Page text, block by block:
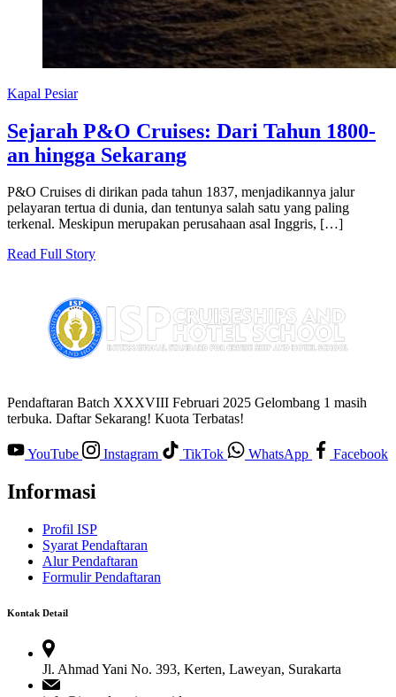
Kapal Pesiar
Sejarah P&O Cruises: Dari Tahun 1800-
an hingga Sekarang
P&O Cruises di dirikan pada tahun 1837, menjadikannya jalur
pelayaran tertua di dunia, dan tentunya salah satu yang paling
terkenal. Meskipun merupakan perusahaan asal Inggris, […]
Read Full Story
Pendaftaran Batch XXXVIII Februari 2025 Gelombang 1 masih
terbuka. Daftar Sekarang! Kuota Terbatas!
YouTube Instagram TikTok WhatsApp Facebook
Informasi
Profil ISP
Syarat Pendaftaran
Alur Pendaftaran
Formulir Pendaftaran
Kontak Detail
Jl. Ahmad Yani No. 393, Kerten, Laweyan, Surakarta